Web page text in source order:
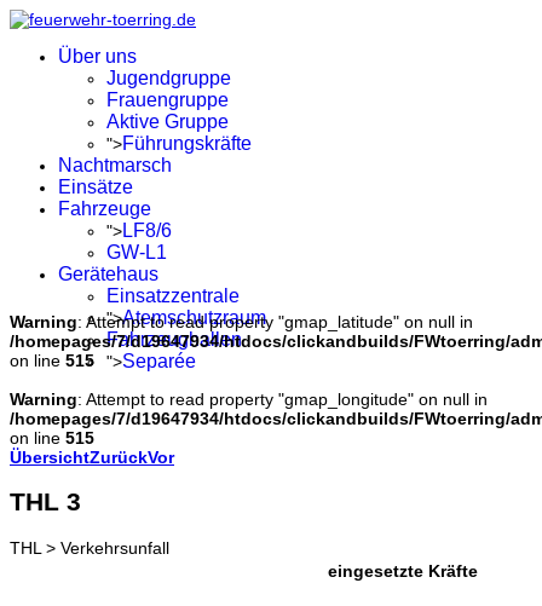
Über uns
Jugendgruppe
Frauengruppe
Aktive Gruppe
">Führungskräfte
Nachtmarsch
Einsätze
Fahrzeuge
">LF8/6
GW-L1
Gerätehaus
Einsatzzentrale
">Atemschutzraum
Fahrzeughallen
">Separée
Warning: Attempt to read property "gmap_latitude" on null in
/homepages/7/d19647934/htdocs/clickandbuilds/FWtoerring/
on line 515
Warning: Attempt to read property "gmap_longitude" on null in
/homepages/7/d19647934/htdocs/clickandbuilds/FWtoerring/
on line 515
ÜbersichtZurückVor
THL 3
THL > Verkehrsunfall
eingesetzte Kräfte